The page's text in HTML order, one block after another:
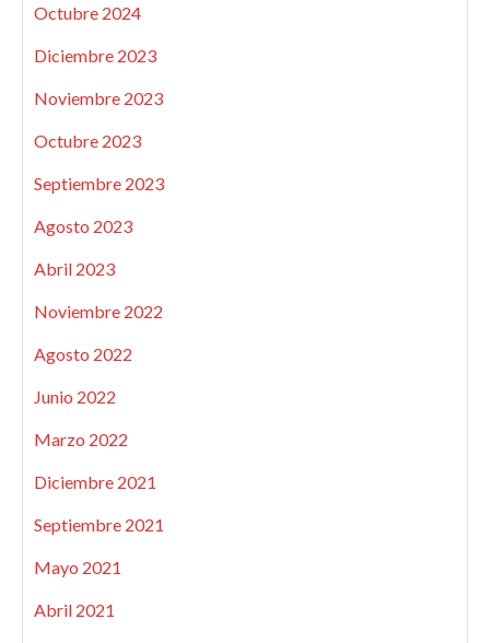
Octubre 2024
Diciembre 2023
Noviembre 2023
Octubre 2023
Septiembre 2023
Agosto 2023
Abril 2023
Noviembre 2022
Agosto 2022
Junio 2022
Marzo 2022
Diciembre 2021
Septiembre 2021
Mayo 2021
Abril 2021